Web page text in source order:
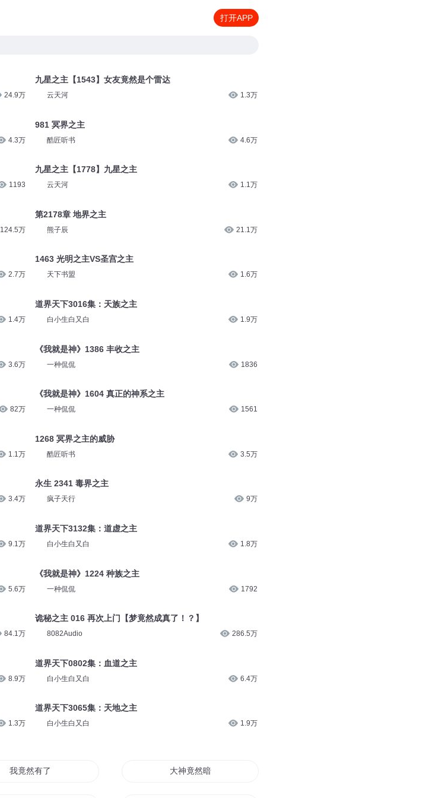
打开APP
24.9万
4.3万
1193
124.5万
2.7万
1.4万
3.6万
82万
1.1万
3.4万
9.1万
5.6万
84.1万
8.9万
1.3万
九星之主【1543】女友竟然是个雷达
云天河 1.3万
981 冥界之主
酷匠听书 4.6万
九星之主【1778】九星之主
云天河 1.1万
第2178章 地界之主
熊子辰 21.1万
1463 光明之主VS圣宫之主
天下书盟 1.6万
道界天下3016集：天族之主
白小生白又白 1.9万
《我就是神》1386 丰收之主
一种侃侃 1836
《我就是神》1604 真正的神系之主
一种侃侃 1561
1268 冥界之主的威胁
酷匠听书 3.5万
永生 2341 毒界之主
疯子天行 9万
道界天下3132集：道虚之主
白小生白又白 1.8万
《我就是神》1224 种族之主
一种侃侃 1792
诡秘之主 016 再次上门【梦竟然成真了！？】
8082Audio 286.5万
道界天下0802集：血道之主
白小生白又白 6.4万
道界天下3065集：天地之主
白小生白又白 1.9万
我竟然有了超能力 大神竟然暗恋喵